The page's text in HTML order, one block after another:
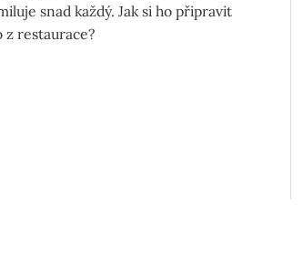
snad každý. Jak si ho připravit
z restaurace?